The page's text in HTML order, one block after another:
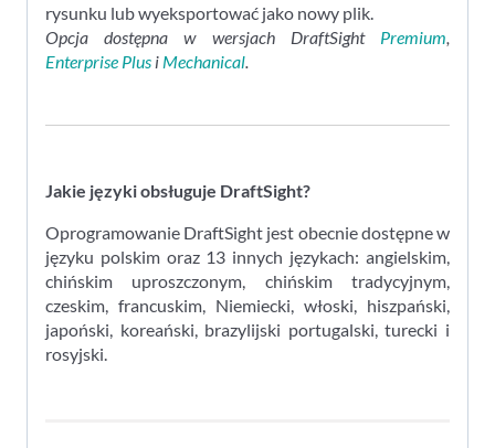
rysunku lub wyeksportować jako nowy plik.
Opcja dostępna w wersjach DraftSight Premium
Enterprise Plus i Mechanical
Jakie języki obsługuje DraftSight?
Oprogramowanie DraftSight jest obecnie dostępne w
języku polskim oraz 13 innych językach: angielskim,
chińskim uproszczonym, chińskim tradycyjnym,
czeskim, francuskim, Niemiecki, włoski, hiszpański,
japoński, koreański, brazylijski portugalski, turecki i
rosyjski.